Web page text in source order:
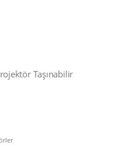
Taşınabilir